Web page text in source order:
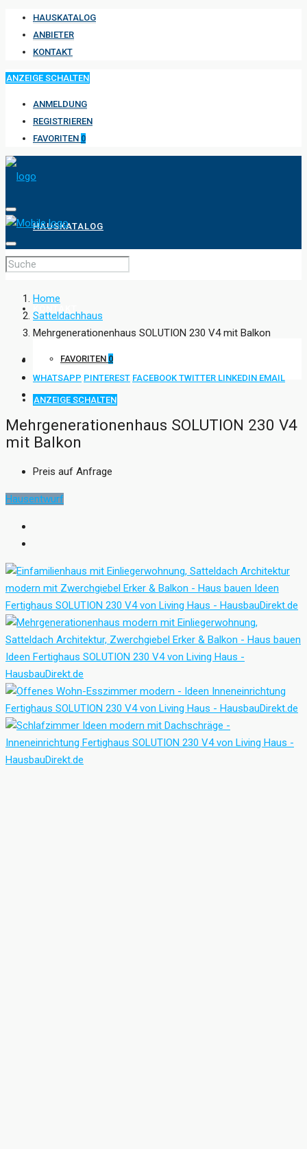
HAUSKATALOG
ANBIETER
KONTAKT
ANZEIGE SCHALTEN
ANMELDUNG
REGISTRIEREN
FAVORITEN 0
HAUSKATALOG
ANBIETER
FAVORITEN 0
ANZEIGE SCHALTEN
Home
Satteldachhaus
Mehrgenerationenhaus SOLUTION 230 V4 mit Balkon
WHATSAPP PINTEREST FACEBOOK TWITTER LINKEDIN EMAIL
Mehrgenerationenhaus SOLUTION 230 V4
mit Balkon
Preis auf Anfrage
Hausentwurf